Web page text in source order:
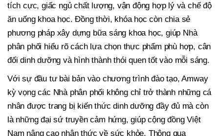
tích cực, giấc ngủ chất lượng, vận động hợp lý và chế độ
ăn uống khoa học. Đồng thời, khóa học còn chia sẻ
phương pháp xây dựng bữa sáng khoa học, giúp Nhà
phân phối hiểu rõ cách lựa chọn thực phẩm phù hợp, cân
đối dinh dưỡng và hình thành thói quen tốt vào mỗi sáng.
Với sự đầu tư bài bản vào chương trình đào tạo, Amway
kỳ vọng các Nhà phân phối không chỉ trở thành những cá
nhân được trang bị kiến thức dinh dưỡng đầy đủ mà còn
là những đại sứ truyền cảm hứng, giúp cộng đồng Việt
Nam nâng cao nhận thức về sức khỏe. Thông qua